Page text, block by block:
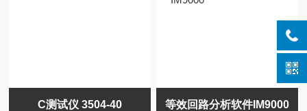
C测试仪 3504-40 等效回路分析软件IM9000